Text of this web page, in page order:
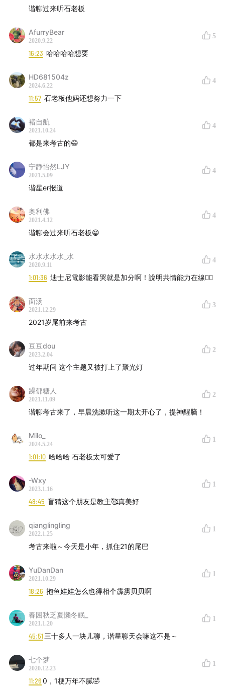
谐聊过来听石老板
AfurryBear
2020.9.22
5
16:23 哈哈哈哈想要
HD681504z
2024.6.22
4
11:57 石老板他妈还想努力一下
褚自航
2021.10.24
4
都是来考古的😄
宁静怡然LJY
2021.5.09
4
谐星er报道
奥利佛
2021.4.12
4
谐聊会过来听石老板😁
水水水水水_水
2020.9.11
4
1:01:36 迪士尼電影能看哭就是加分啊！說明共情能力在線👍🏼
面汤
2021.12.29
3
2021岁尾前来考古
豆豆dou
2023.2.04
2
过年期间 这个主题又被打上了聚光灯
躁郁糖人
2021.11.09
2
谐聊考古来了，早晨洗漱听这一期太开心了，提神醒脑！
Milo_
2024.5.24
1
1:01:10 哈哈哈 石老板太可爱了
-Wxy
2023.1.16
1
48:45 盲猜这个朋友是教主🥰真美好
qianglingling
2022.1.25
1
考古来啦～今天是小年，抓住21的尾巴
YuDanDan
2021.10.29
1
18:26 抱鱼娃娃怎么也得相个霹雳贝贝啊
春困秋乏夏懒冬眠_
2021.1.20
1
45:51三十多人一块儿聊，谐星聊天会嘛这不是～
七个梦
2020.12.23
1
11:260，1梗万年不腻🤣